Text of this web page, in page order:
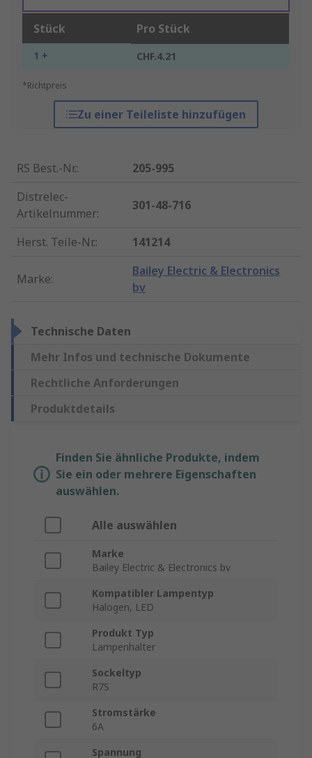
Stück Pro Stück
1 + CHF.4.21
*Richtpreis
Zu einer Teileliste hinzufügen
RS Best.-Nr.:
205-995
Distrelec-
Artikelnummer:
301-48-716
Herst. Teile-Nr.: 141214
Marke:
Bailey Electric & Electronics
bv
Technische Daten
Mehr Infos und technische Dokumente
Rechtliche Anforderungen
Produktdetails
Finden Sie ähnliche Produkte, indem
Sie ein oder mehrere Eigenschaften
auswählen.
Alle auswählen
Marke
Bailey Electric & Electronics bv
Kompatibler Lampentyp
Halogen, LED
Produkt Typ
Lampenhalter
Sockeltyp
R7S
Stromstärke
6A
Spannung